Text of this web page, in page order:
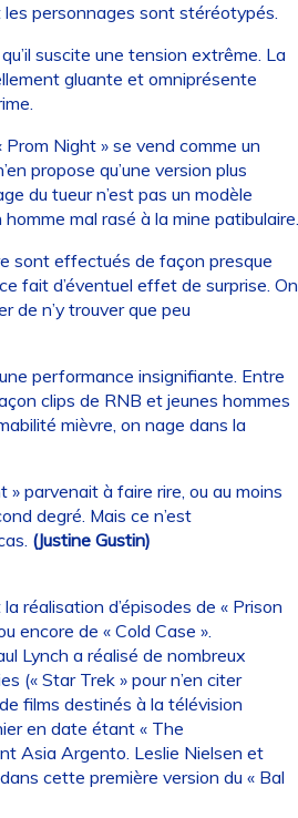
personnages sont stéréotypés.
suscite une tension extrême. La
gluante et omniprésente
Night » se vend comme un
propose qu’une version plus
du tueur n’est pas un modèle
mal rasé à la mine patibulaire.
sont effectués de façon presque
fait d’éventuel effet de surprise. On
de n’y trouver que peu
performance insignifiante. Entre
clips de RNB et jeunes hommes
mièvre, on nage dans la
» parvenait à faire rire, ou au moins
degré. Mais ce n’est
(Justine Gustin)
réalisation d’épisodes de « Prison
encore de « Cold Case ».
Lynch a réalisé de nombreux
(« Star Trek » pour n’en citer
de films destinés à la télévision
en date étant « The
Asia Argento. Leslie Nielsen et
cette première version du « Bal